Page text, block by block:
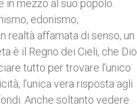
in mezzo al suo popolo.
edonismo,
realtà affamata di senso, un
è il Regno dei Cieli, che Dio
tutto per trovare l’unico
l’unica vera risposta agli
Anche soltanto vedere